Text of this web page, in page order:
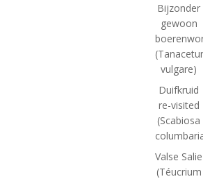
Bijzonder
gewoon
(Tanacetum
vulgare)
Duifkruid
re-visited
(Scabiosa
columbaria)
Valse Salie
(Téucrium